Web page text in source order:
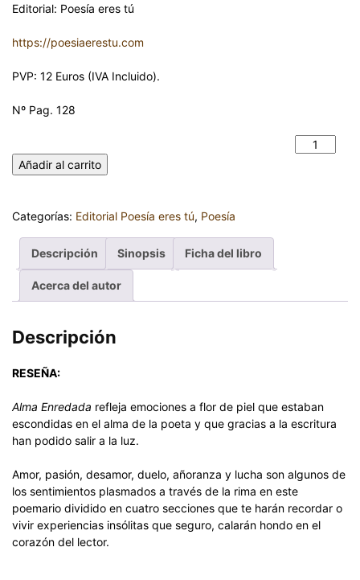
Editorial: Poesía eres tú
https://poesiaerestu.com
PVP: 12 Euros (IVA Incluido).
Nº Pag. 128
Añadir al carrito
Categorías: Editorial Poesía eres tú, Poesía
Descripción Sinopsis Ficha del libro
Acerca del autor
Descripción
RESEÑA:
Alma Enredada refleja emociones a flor de piel que estaban
escondidas en el alma de la poeta y que gracias a la escritura
han podido salir a la luz.
Amor, pasión, desamor, duelo, añoranza y lucha son algunos de
los sentimientos plasmados a través de la rima en este
poemario dividido en cuatro secciones que te harán recordar o
vivir experiencias insólitas que seguro, calarán hondo en el
corazón del lector.